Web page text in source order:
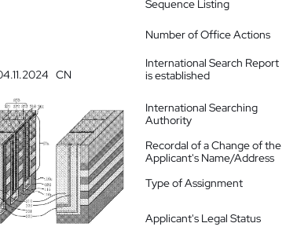
CN
Sequence Listing
Number of Office Actions
International Search Report
is established
International Searching
Authority
Recordal of a Change of the
Applicant's Name/Address
Type of Assignment
Applicant's Legal Status